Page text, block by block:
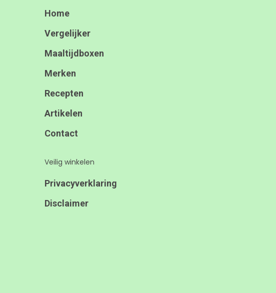
Home
Vergelijker
Maaltijdboxen
Merken
Recepten
Artikelen
Contact
Veilig winkelen
Privacyverklaring
Disclaimer